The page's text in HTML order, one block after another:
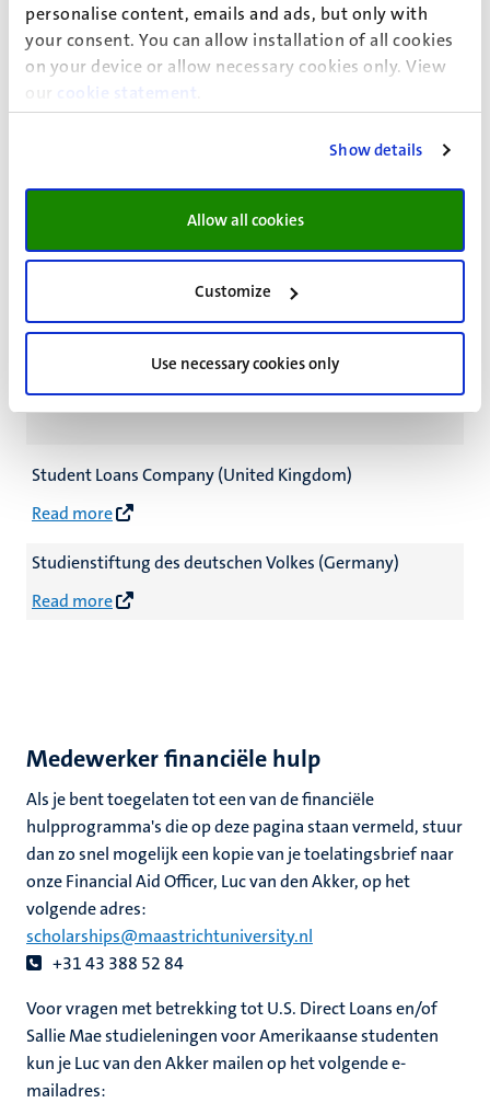
personalise content, emails and ads, but only with
your consent. You can allow installation of all cookies
on your device or allow necessary cookies only. View
our
cookie statement
Show details
Allow all cookies
Customize
Use necessary cookies only
South-East Asia
Read more
Student Loans Company (United Kingdom)
Read more
Studienstiftung des deutschen Volkes (Germany)
Read more
Medewerker financiële hulp
Als je bent toegelaten tot een van de financiële
hulpprogramma's die op deze pagina staan vermeld, stuur
dan zo snel mogelijk een kopie van je toelatingsbrief naar
onze Financial Aid Officer, Luc van den Akker, op het
volgende adres:
scholarships@maastrichtuniversity.nl
+31 43 388 52 84
Voor vragen met betrekking tot U.S. Direct Loans en/of
Sallie Mae studieleningen voor Amerikaanse studenten
kun je Luc van den Akker mailen op het volgende e-
mailadres: